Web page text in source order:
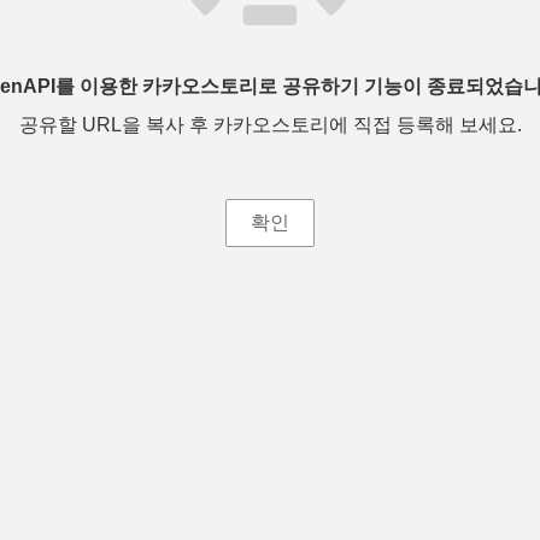
를 이용한 카카오스토리로 공유하기 기능이 종료되었습
공유할 URL을 복사 후 카카오스토리에 직접 등록해 보세요.
확인